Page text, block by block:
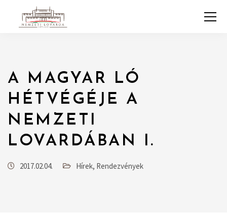
A MAGYAR LÓ
HÉTVÉGÉJE A
NEMZETI
LOVARDÁBAN I.
2017.02.04. Hírek, Rendezvények